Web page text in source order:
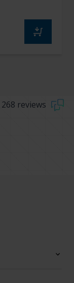
268 reviews